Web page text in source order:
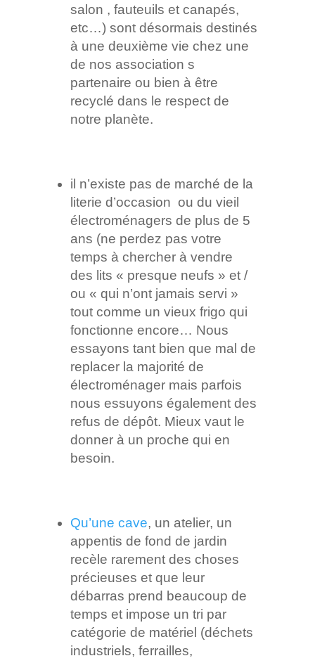
salon , fauteuils et canapés,
etc…) sont désormais destinés
à une deuxième vie chez une
de nos association s
partenaire ou bien à être
recyclé dans le respect de
notre planète.
il n’existe pas de marché de la
literie d’occasion ou du vieil
électroménagers de plus de 5
ans (ne perdez pas votre
temps à chercher à vendre
des lits « presque neufs » et /
ou « qui n’ont jamais servi »
tout comme un vieux frigo qui
fonctionne encore… Nous
essayons tant bien que mal de
replacer la majorité de
électroménager mais parfois
nous essuyons également des
refus de dépôt. Mieux vaut le
donner à un proche qui en
besoin.
Qu’une cave, un atelier, un
appentis de fond de jardin
recèle rarement des choses
précieuses et que leur
débarras prend beaucoup de
temps et impose un tri par
catégorie de matériel (déchets
industriels, ferrailles,